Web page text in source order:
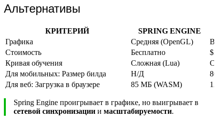
Альтернативы
КРИТЕРИЙ
SPRING ENGINE
Графика
Средняя (OpenGL)
Стоимость
Бесплатно
Кривая обучения
Сложная (Lua)
Для мобильных: Размер билда
Н/Д
Для веб: Загрузка в браузере
85 МБ (WASM)
Spring Engine проигрывает в графике, но выигрывает в
сетевой синхронизации и масштабируемости.